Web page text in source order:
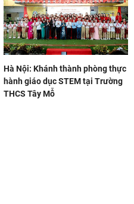
Hà Nội: Khánh thành phòng thực
hành giáo dục STEM tại Trường
THCS Tây Mỗ